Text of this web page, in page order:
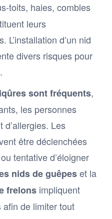
toits, haies, combles
leurs
L’installation d’un nid
divers risques pour
sont fréquents,
les personnes
Les
être déclenchées
tentative d’éloigner
nids de guêpeset la
frelons impliquent
de limiter tout